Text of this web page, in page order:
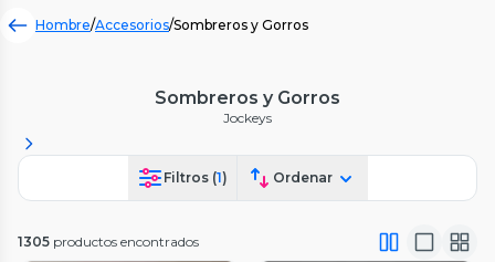
Hombre/Accesorios/Sombreros y Gorros
Sombreros y Gorros
Jockeys
Filtros (1) Ordenar
1305 productos encontrados